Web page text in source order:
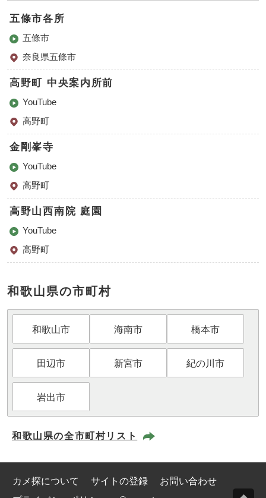
五條市各所
五條市
奈良県五條市
高野町 中央案内所前
YouTube
高野町
金剛峯寺
YouTube
高野町
高野山西南院 庭園
YouTube
高野町
和歌山県の市町村
和歌山市 海南市 橋本市
田辺市 新宮市 紀の川市
岩出市
和歌山県の全市町村リスト
カメ探について サイトの登録
お問い合わせ